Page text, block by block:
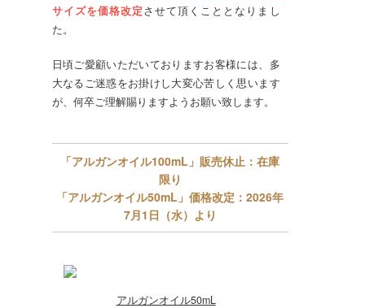
サイズを価格改定させて頂くこととなりまし
た。
日頃ご愛顧いただいておりますお客様には、多
大なるご迷惑をお掛けし大変心苦しく思います
が、何卒ご理解賜りますようお願い致します。
「アルガンオイル100mL」販売休止：在庫
限り
「アルガンオイル50mL」価格改定：2026年
7月1日（水）より
アルガンオイル50mL